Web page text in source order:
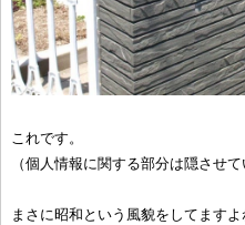
これです。
（個人情報に関する部分は隠させて
まさに昭和という風貌をしてますよ